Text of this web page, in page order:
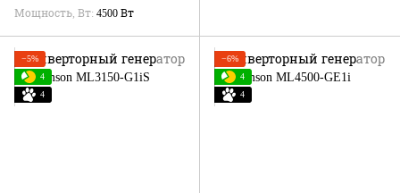
Мощность, Вт 4500 Вт
−5%
4
4
−6%
4
4